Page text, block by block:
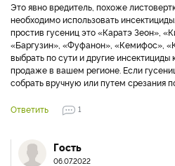
Это явно вредитель, похоже
необходимо использовать
простив гусениц это «Каратэ Зеон»,
«Баргузин», «Фуфанон», «Кемифос»,
выбрать по сути и другие инсектициды
продаже в вашем регионе. Если
собрать вручную или путем срезания
Ответить 1
Гость
06.07.2022